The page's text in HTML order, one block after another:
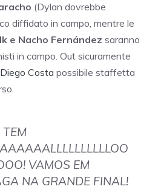
(Dylan dovrebbe
diffidato in campo, mentre le
e Nacho Fernández saranno
in campo. Out sicuramente
Diego Costa possibile staffetta
TEM
VAMOS EM
NA GRANDE FINAL!